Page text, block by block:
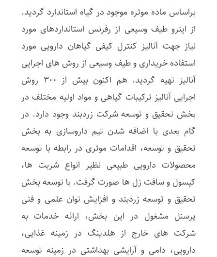
براساس ماده موثره موجود در گیاه استاندارد گردید.
از اینرو طیف وسیعی از رفرنس استانداردهای مورد
نیاز جهت آنالیز کنترل کیفی گیاهان دارویی مورد
استفاده خریداری و طیف وسیعی از روش­ های اجرایی
آنالیز تهیه گردید. هم اکنون بیش از 300 روش
اجرایی آنالیز ترکیبات گیاهی و مواد اولیه مختلف در
بخش تحقیق و توسعه شرکت زردبند وجود دارد. در
گام بعدی با اضافه شدن تیم داروسازی به بخش
تحقیق و توسعه، اقدامات موثری در رابطه با توسعه
محصولات دارویی طبیعی نظیر انواع شربت ها،
کپسول و سافت ژل ها صورت گرفت. با توسعه بخش
تحقیق و توسعه زردبند و افزایش توان علمی و فنی
پرسنل مشغول در این بخش، ارائه خدمات به
شرکت­ های خارج از هلدینگ در زمینه غذایی،
دارویی، دامی و آرایشی بهداشتی در زمینه توسعه